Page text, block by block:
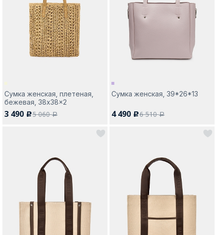
Сумка женская, плетеная,
бежевая, 38x38x2
3 490 c5 060a
Сумка женская, 39*26*13
4 490 c6 510a